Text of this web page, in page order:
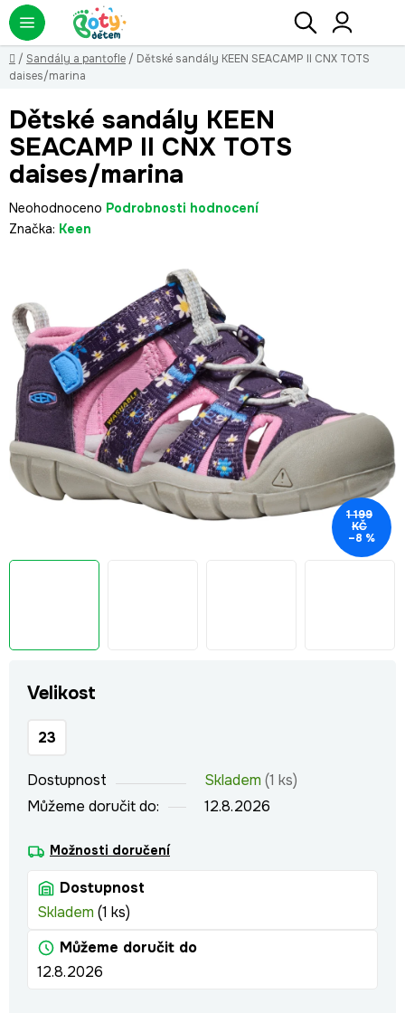
Přejít
na
obsah
Hledat
Domů
/ Sandály a pantofle / Dětské sandály KEEN SEACAMP II CNX TOTS
daises/marina
Velikost
23
Dostupnost Skladem (1 ks)
Můžeme doručit do:
12.8.2026
Možnosti doručení
Dostupnost
Skladem (1 ks)
Můžeme doručit do
12.8.2026
Dětské sandály KEEN
SEACAMP II CNX TOTS
daises/marina
Průměrné
hodnocení
z
5
hvězdiček.
Neohodnoceno Podrobnosti hodnocení
Značka: Keen
1 199
KČ
–8 %